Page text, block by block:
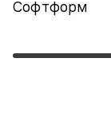
Софтформ